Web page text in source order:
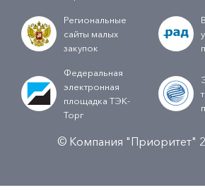
Региональные
сайты малых
закупок
Федеральная
электронная
площадка ТЭК-
Торг
© Компания "Приоритет"